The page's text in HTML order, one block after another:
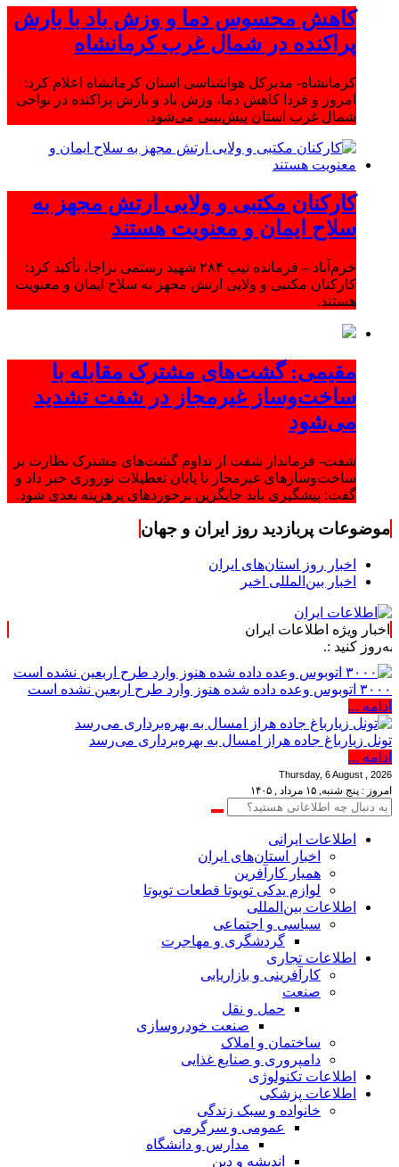
کاهش محسوس دما و وزش باد با بارش
پراکنده در شمال غرب کرمانشاه
کرمانشاه- مدیرکل هواشناسی استان کرمانشاه اعلام کرد:
امروز و فردا کاهش دما، وزش باد و بارش پراکنده در نواحی
شمال غرب استان پیش‌بینی می‌شود.
کارکنان مکتبی و ولایی ارتش مجهز به
سلاح ایمان و معنویت هستند
خرم‌آباد – فرمانده تیپ ۲۸۴ شهید رستمی نزاجا، تأکید کرد:
کارکنان مکتبی و ولایی ارتش مجهز به سلاح ایمان و معنویت
هستند.
مقیمی: گشت‌های مشترک مقابله با
ساخت‌وساز غیرمجاز در شفت تشدید
می‌شود
شفت- فرماندار شفت از تداوم گشت‌های مشترک نظارت بر
ساخت‌وسازهای غیرمجاز تا پایان تعطیلات نوروزی خبر داد و
گفت: پیشگیری باید جایگزین برخوردهای پرهزینه بعدی شود.
موضوعات پربازدید روز ایران و جهان
اخبار روز استان‌های ایران
اخبار بین‌المللی اخیر
اخبار ویژه اطلاعات ایران
۳۰۰۰ اتوبوس وعده داده شده هنوز وارد طرح اربعین نشده است
ادامه ...
تونل زیارباغ جاده هراز امسال به بهره‌برداری می‌رسد
ادامه ...
Thursday, 6 August , 2026
امروز : پنج شنبه, ۱۵ مرداد , ۱۴۰۵
اطلاعات‌ ‎ایرانی
اخبار استان‌های ایران
همیار کارآفرین
لوازم یدکی تویوتا قطعات تویوتا
اطلاعات بین‌المللی
سیاسی و اجتماعی
گردشگری و مهاجرت
اطلاعات تجاری
کارآفرینی و بازاریابی
صنعت
حمل و نقل
صنعت خودروسازی
ساختمان و املاک
دامپروری و صنایع غذایی
اطلاعات تکنولوژی
اطلاعات پزشکی
خانواده و سبک زندگی
عمومی و سرگرمی
مدارس و دانشگاه
اندیشه و دین